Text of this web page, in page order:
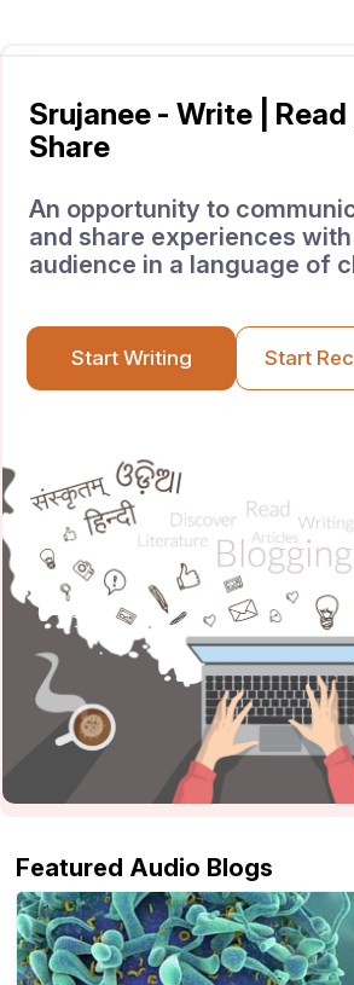
Srujanee - Write | Read
Share
An opportunity to
and share experiences
audience in a language of
Start Writing Start
Featured Audio Blogs